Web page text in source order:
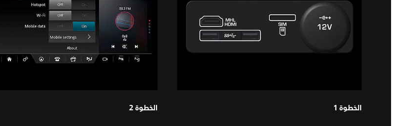
الخطوة 1 الخطوة 2